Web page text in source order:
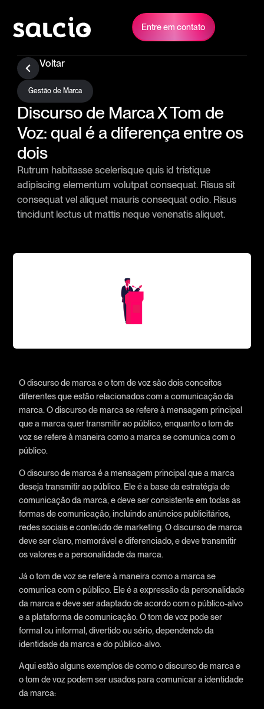
Entre em contato
Voltar
Gestão de Marca
Discurso de Marca X Tom de
Voz: qual é a diferença entre os
dois
Rutrum habitasse scelerisque quis id tristique
adipiscing elementum volutpat consequat. Risus sit
consequat vel aliquet mauris consequat odio. Risus
tincidunt lectus ut mattis neque venenatis aliquet.
O discurso de marca e o tom de voz são dois conceitos
diferentes que estão relacionados com a comunicação da
marca. O discurso de marca se refere à mensagem principal
que a marca quer transmitir ao público, enquanto o tom de
voz se refere à maneira como a marca se comunica com o
público.
O discurso de marca é a mensagem principal que a marca
deseja transmitir ao público. Ele é a base da estratégia de
comunicação da marca, e deve ser consistente em todas as
formas de comunicação, incluindo anúncios publicitários,
redes sociais e conteúdo de marketing. O discurso de marca
deve ser claro, memorável e diferenciado, e deve transmitir
os valores e a personalidade da marca.
Já o tom de voz se refere à maneira como a marca se
comunica com o público. Ele é a expressão da personalidade
da marca e deve ser adaptado de acordo com o público-alvo
e a plataforma de comunicação. O tom de voz pode ser
formal ou informal, divertido ou sério, dependendo da
identidade da marca e do público-alvo.
Aqui estão alguns exemplos de como o discurso de marca e
o tom de voz podem ser usados para comunicar a identidade
da marca: